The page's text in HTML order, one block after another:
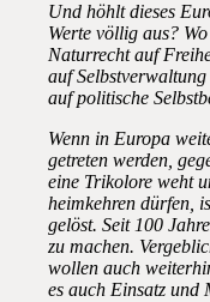
Und höhlt dieses
Werte völlig aus?
Naturrecht auf
auf
auf politische
Wenn in Europa
getreten werden,
eine Trikolore weht
heimkehren dürfen,
gelöst. Seit 100
zu machen.
wollen auch
es auch Einsatz und